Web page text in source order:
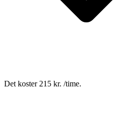
Det koster 215 kr. /time.